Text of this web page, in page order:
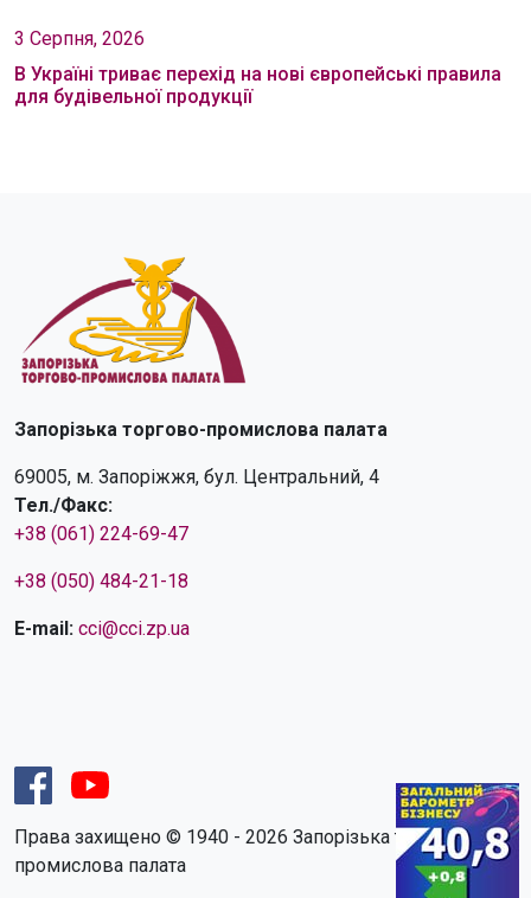
3 Серпня, 2026
В Україні триває перехід на нові європейські правила
для будівельної продукції
Запорізька торгово-промислова палата
69005, м. Запоріжжя, бул. Центральний, 4
Тел./Факс:
+38 (061) 224-69-47
+38 (050) 484-21-18
E-mail: cci@cci.zp.ua
Права захищено © 1940 - 2026 Запорізька торгово-
промислова палата